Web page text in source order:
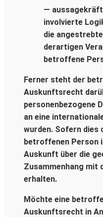
—
involvierte
die
derartigen
betroffene
Ferner steht der
Auskunftsrecht
personenbezogene
an eine
wurden. Sofern dies
betroffenen Person
Auskunft über die
Zusammenhang mit
erhalten.
Möchte eine
Auskunftsrecht in